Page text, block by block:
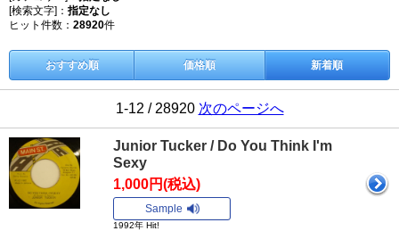
[検索文字]： 指定なし
ヒット件数： 28920件
おすすめ順 価格順 新着順
1-12 / 28920 次のページへ
Junior Tucker / Do You Think I'm
Sexy
1,000円(税込)
Sample
1992年 Hit!